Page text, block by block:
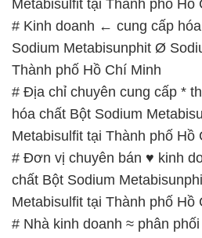
Metabisulfit tại Thành phố Hồ
# Nhà kinh doanh ≈ phân
Bột Sodium Metabisunphit Ø
Thành phố Hồ Chí Minh
# Địa chỉ bán ¶ cung ứng hóa
Sodium Metabisunphit Ø
Thành phố Hồ Chí Minh
# Cty thương mại và bán hóa
Sodium Metabisunphit Ø
Thành phố Hồ Chí Minh
# Cung cấp { kinh doanh }